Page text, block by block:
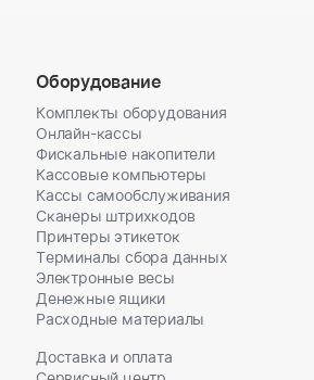
Оборудование
Комплекты оборудования
Онлайн-кассы
Фискальные накопители
Кассовые компьютеры
Кассы самообслуживания
Сканеры штрихкодов
Принтеры этикеток
Терминалы сбора данных
Электронные весы
Денежные ящики
Расходные материалы
Доставка и оплата